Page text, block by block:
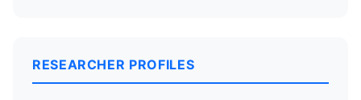
RESEARCHER PROFILES